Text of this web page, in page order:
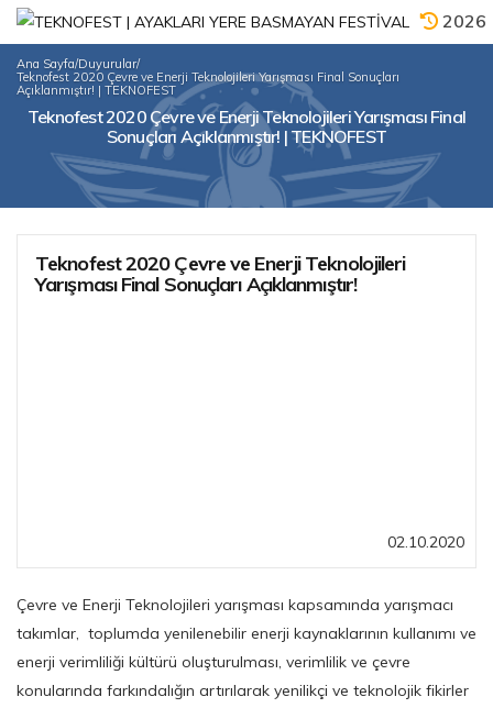
2026
Ana Sayfa/Duyurular/
Teknofest 2020 Çevre ve Enerji Teknolojileri Yarışması Final Sonuçları
Açıklanmıştır! | TEKNOFEST
Teknofest 2020 Çevre ve Enerji Teknolojileri Yarışması Final
Sonuçları Açıklanmıştır! | TEKNOFEST
Teknofest 2020 Çevre ve Enerji Teknolojileri
Yarışması Final Sonuçları Açıklanmıştır!
02.10.2020
Çevre ve Enerji Teknolojileri yarışması kapsamında yarışmacı
takımlar, toplumda yenilenebilir enerji kaynaklarının kullanımı ve
enerji verimliliği kültürü oluşturulması, verimlilik ve çevre
konularında farkındalığın artırılarak yenilikçi ve teknolojik fikirler